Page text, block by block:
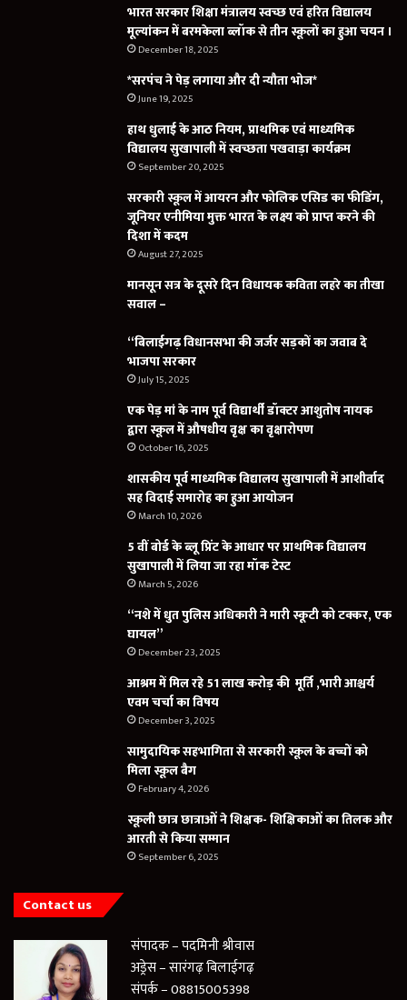
भारत सरकार शिक्षा मंत्रालय स्वच्छ एवं हरित विद्यालय
मूल्यांकन में बरमकेला ब्लॉक से तीन स्कूलों का हुआ चयन ।
December 18, 2025
*सरपंच ने पेड़ लगाया और दी न्यौता भोज*
June 19, 2025
हाथ धुलाई के आठ नियम, प्राथमिक एवं माध्यमिक
विद्यालय सुखापाली में स्वच्छता पखवाड़ा कार्यक्रम
September 20, 2025
सरकारी स्कूल में आयरन और फोलिक एसिड का फीडिंग,
जूनियर एनीमिया मुक्त भारत के लक्ष्य को प्राप्त करने की
दिशा में कदम
August 27, 2025
मानसून सत्र के दूसरे दिन विधायक कविता लहरे का तीखा
सवाल –
“बिलाईगढ़ विधानसभा की जर्जर सड़कों का जवाब दे
भाजपा सरकार
July 15, 2025
एक पेड़ मां के नाम पूर्व विद्यार्थी डॉक्टर आशुतोष नायक
द्वारा स्कूल में औषधीय वृक्ष का वृक्षारोपण
October 16, 2025
शासकीय पूर्व माध्यमिक विद्यालय सुखापाली में आशीर्वाद
सह विदाई समारोह का हुआ आयोजन
March 10, 2026
5 वीं बोर्ड के ब्लू प्रिंट के आधार पर प्राथमिक विद्यालय
सुखापाली में लिया जा रहा मॉक टेस्ट
March 5, 2026
“नशे में धुत पुलिस अधिकारी ने मारी स्कूटी को टक्कर, एक
घायल”
December 23, 2025
आश्रम में मिल रहे 51 लाख करोड़ की मूर्ति ,भारी आश्चर्य
एवम चर्चा का विषय
December 3, 2025
सामुदायिक सहभागिता से सरकारी स्कूल के बच्चों को
मिला स्कूल बैग
February 4, 2026
स्कूली छात्र छात्राओं ने शिक्षक- शिक्षिकाओं का तिलक और
आरती से किया सम्मान
September 6, 2025
Contact us
संपादक – पदमिनी श्रीवास
अड्रेस – सारंगढ़ बिलाईगढ़
संपर्क – 08815005398